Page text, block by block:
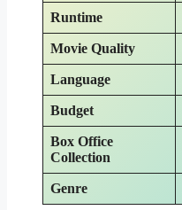
Runtime
Movie Quality
Language
Budget
Box Office
Collection
Genre